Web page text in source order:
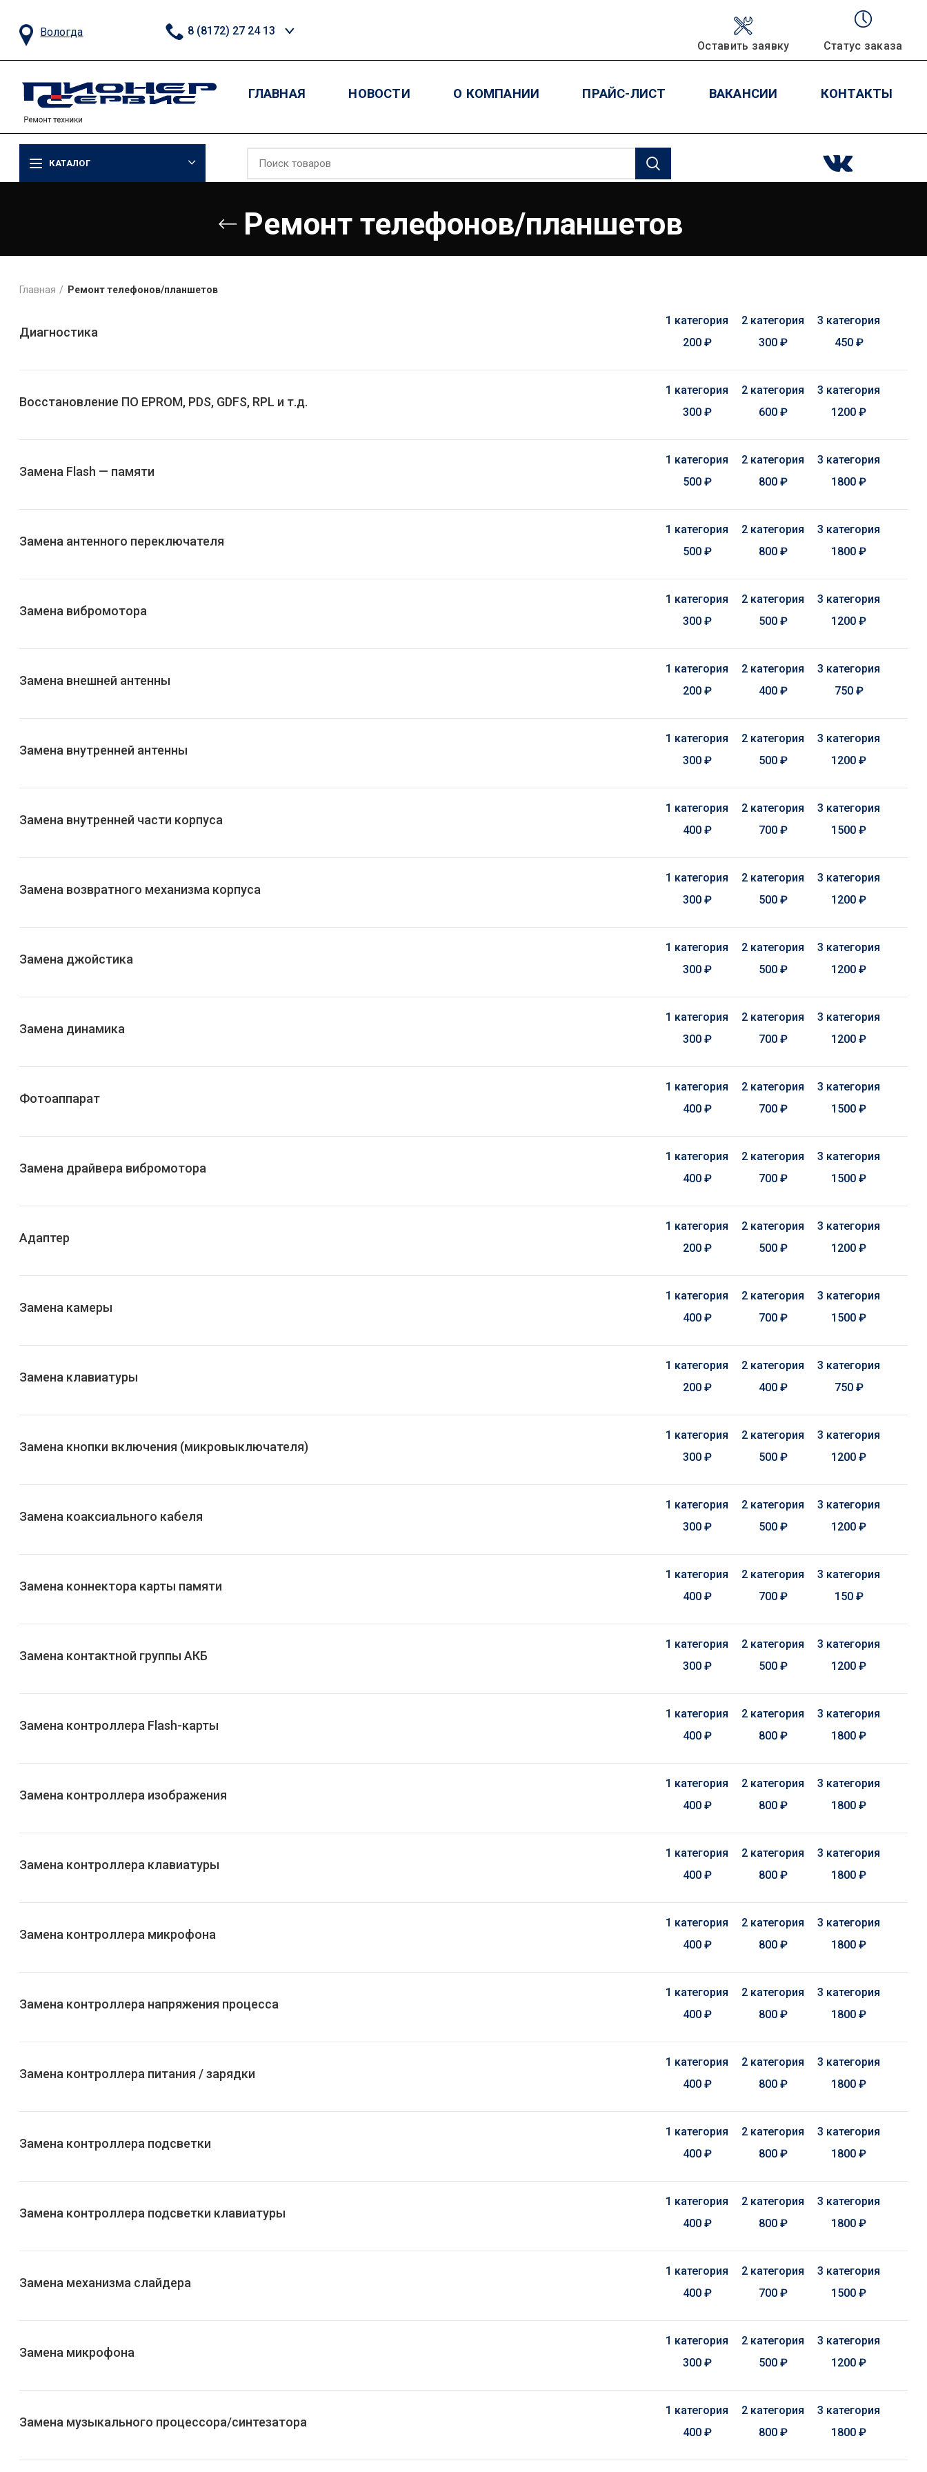
Вологда
8 (8172) 27 24 13
Оставить заявку
Статус заказа
ГЛАВНАЯ НОВОСТИ О КОМПАНИИ ПРАЙС-ЛИСТ ВАКАНСИИ КОНТАКТЫ
КАТАЛОГ
Ремонт телефонов/планшетов
Главная Ремонт телефонов/планшетов
Диагностика
1 категория 2 категория
3 категория
200 ₽
300 ₽ 450 ₽
Восстановление ПО EPROM, PDS, GDFS, RPL и т.д.
1 категория 2 категория
3 категория
300 ₽
600 ₽ 1200 ₽
Замена Flash — памяти
1 категория 2 категория
3 категория
500 ₽
800 ₽ 1800 ₽
Замена антенного переключателя
1 категория 2 категория
3 категория
500 ₽
800 ₽ 1800 ₽
Замена вибромотора
1 категория 2 категория
3 категория
300 ₽
500 ₽ 1200 ₽
Замена внешней антенны
1 категория 2 категория
3 категория
200 ₽
400 ₽ 750 ₽
Замена внутренней антенны
1 категория 2 категория
3 категория
300 ₽
500 ₽ 1200 ₽
Замена внутренней части корпуса
1 категория 2 категория
3 категория
400 ₽
700 ₽ 1500 ₽
Замена возвратного механизма корпуса
1 категория 2 категория
3 категория
300 ₽
500 ₽ 1200 ₽
Замена джойстика
1 категория 2 категория
3 категория
300 ₽
500 ₽ 1200 ₽
Замена динамика
1 категория 2 категория
3 категория
300 ₽
700 ₽ 1200 ₽
Фотоаппарат
1 категория 2 категория
3 категория
400 ₽
700 ₽ 1500 ₽
Замена драйвера вибромотора
1 категория 2 категория
3 категория
400 ₽
700 ₽ 1500 ₽
Адаптер
1 категория 2 категория
3 категория
200 ₽
500 ₽ 1200 ₽
Замена камеры
1 категория 2 категория
3 категория
400 ₽
700 ₽ 1500 ₽
Замена клавиатуры
1 категория 2 категория
3 категория
200 ₽
400 ₽ 750 ₽
Замена кнопки включения (микровыключателя)
1 категория 2 категория
3 категория
300 ₽
500 ₽ 1200 ₽
Замена коаксиального кабеля
1 категория 2 категория
3 категория
300 ₽
500 ₽ 1200 ₽
Замена коннектора карты памяти
1 категория 2 категория
3 категория
400 ₽
700 ₽ 150 ₽
Замена контактной группы АКБ
1 категория 2 категория
3 категория
300 ₽
500 ₽ 1200 ₽
Замена контроллера Flash-карты
1 категория 2 категория
3 категория
400 ₽
800 ₽ 1800 ₽
Замена контроллера изображения
1 категория 2 категория
3 категория
400 ₽
800 ₽ 1800 ₽
Замена контроллера клавиатуры
1 категория 2 категория
3 категория
400 ₽
800 ₽ 1800 ₽
Замена контроллера микрофона
1 категория 2 категория
3 категория
400 ₽
800 ₽ 1800 ₽
Замена контроллера напряжения процесса
1 категория 2 категория
3 категория
400 ₽
800 ₽ 1800 ₽
Замена контроллера питания / зарядки
1 категория 2 категория
3 категория
400 ₽
800 ₽ 1800 ₽
Замена контроллера подсветки
1 категория 2 категория
3 категория
400 ₽
800 ₽ 1800 ₽
Замена контроллера подсветки клавиатуры
1 категория 2 категория
3 категория
400 ₽
800 ₽ 1800 ₽
Замена механизма слайдера
1 категория 2 категория
3 категория
400 ₽
700 ₽ 1500 ₽
Замена микрофона
1 категория 2 категория
3 категория
300 ₽
500 ₽ 1200 ₽
Замена музыкального процессора/синтезатора
1 категория 2 категория
3 категория
400 ₽
800 ₽ 1800 ₽